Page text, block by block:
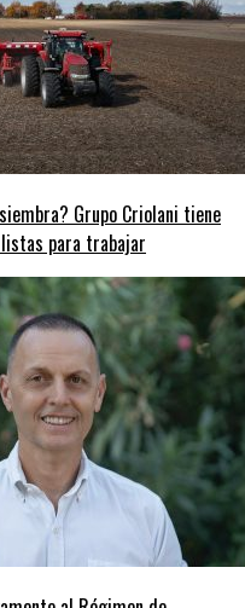
Grupo Criolani tiene
para trabajar